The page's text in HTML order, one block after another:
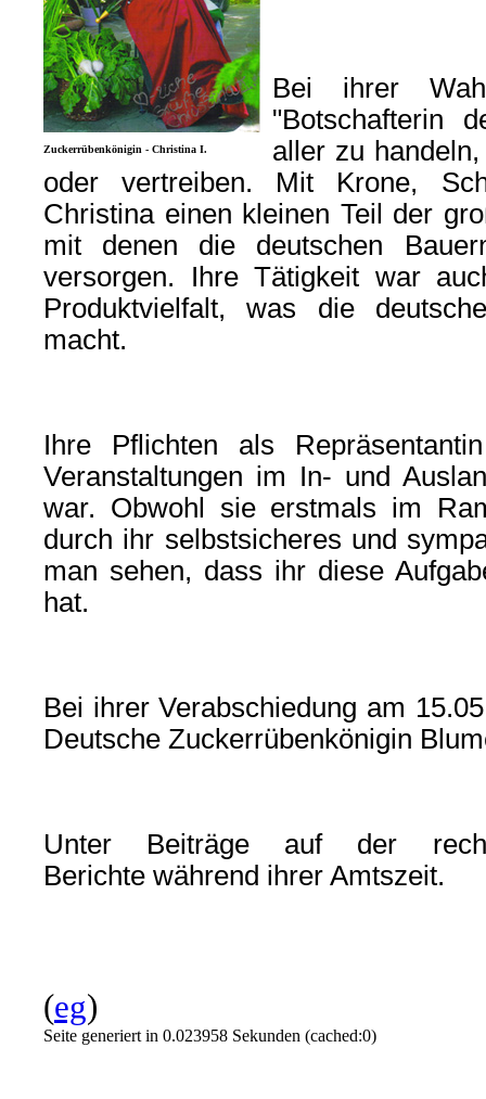
Zuckerrübenkönigin - Christina I.
Bei ihrer
"Botschafterin
aller zu
oder vertreiben. Mit Krone,
Christina einen kleinen Teil der
mit denen die deutschen
versorgen. Ihre Tätigkeit war
Produktvielfalt, was die
macht.
Ihre Pflichten als
Veranstaltungen im In- und
war. Obwohl sie erstmals im
durch ihr selbstsicheres und
man sehen, dass ihr diese
hat.
Bei ihrer Verabschiedung am
Deutsche Zuckerrübenkönigin
Unter Beiträge auf der
Berichte während ihrer Amtszeit.
(eg)
Seite generiert in 0.023958 Sekunden (cached:0)